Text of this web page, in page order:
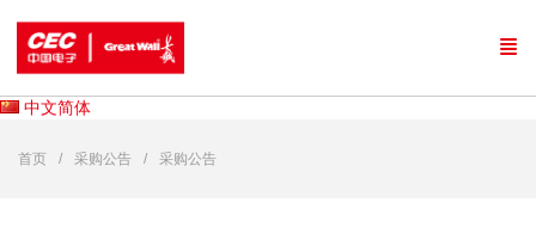
中文简体
首页 采购公告 采购公告